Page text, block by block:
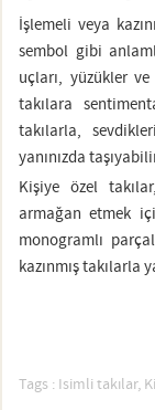
İşlemeli veya
sembol gibi
uçları, yüzükler
takılara
takılarla,
yanınızda
Kişiye özel
armağan etmek
monogramlı
kazınmış takılarla
Tags : Isimli takılar,